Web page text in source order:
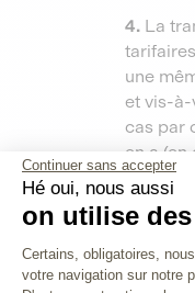
4. La
une
et vis-à-
cas par
en a
de
PSFP ;
5. La
risque
Continuer sans accepter
Hé oui, nous aussi
on utilise
Plateforme
Certains, obligatoires,
votre navigation sur notre